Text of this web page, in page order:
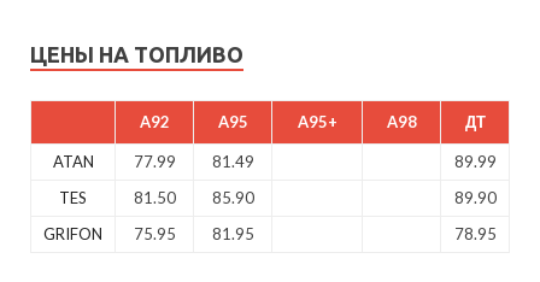
ЦЕНЫ НА ТОПЛИВО
A92 A95 A95+ A98 ДТ
ATAN 77.99 81.49
89.99
TES
81.50 85.90
89.90
GRIFON
75.95 81.95 78.95